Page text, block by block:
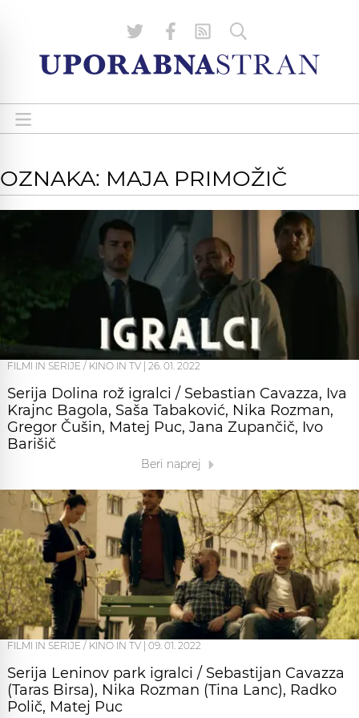
OZNAKA: MAJA PRIMOŽIČ
FILMI IN SERIJE / KINO IN TV 26. 01. 2022
Serija Dolina rož igralci / Sebastian Cavazza, Iva
Krajnc Bagola, Saša Tabaković, Nika Rozman,
Gregor Čušin, Matej Puc, Jana Zupančič, Ivo
Barišič
Beri naprej
FILMI IN SERIJE / KINO IN TV 09. 01. 2022
Serija Leninov park igralci / Sebastijan Cavazza
(Taras Birsa), Nika Rozman (Tina Lanc), Radko
Polič, Matej Puc